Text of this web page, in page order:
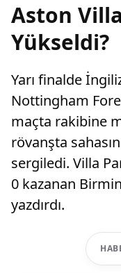
Aston
Yükseldi?
Yarı finalde
Nottingham
maçta rakibine
rövanşta
sergiledi. Villa
0 kazanan
yazdırdı.